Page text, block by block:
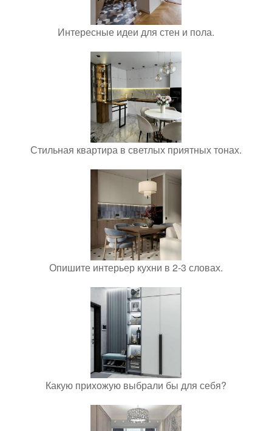
Интересные идеи для стен и пола.
Стильная квартира в светлых приятных тонах.
Опишите интерьер кухни в 2-3 словах.
Какую прихожую выбрали бы для себя?